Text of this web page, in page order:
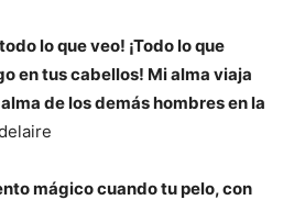
lo que veo! ¡Todo lo que
en tus cabellos! Mi alma viaja
de los demás hombres en la
mágico cuando tu pelo, con